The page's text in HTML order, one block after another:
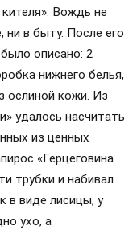
Вождь не
ни в быту. После его
описано: 2
нижнего белья,
ослиной кожи. Из
удалось насчитать
из ценных
«Герцеговина
трубки и набивал.
в виде лисицы, у
ухо, а